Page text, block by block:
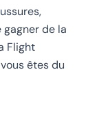
de la
Flight
êtes du